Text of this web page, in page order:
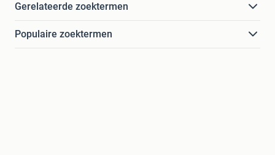
Gerelateerde zoektermen
Populaire zoektermen